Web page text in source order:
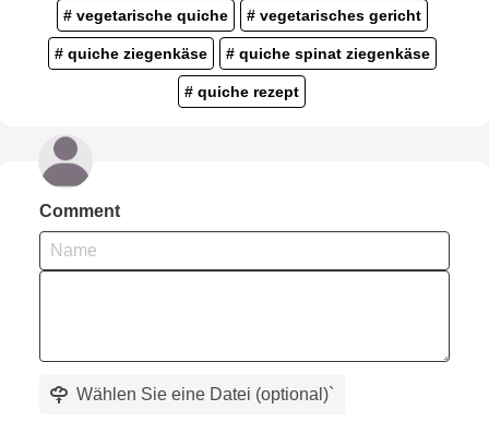
# vegetarische quiche # vegetarisches gericht
# quiche ziegenkäse # quiche spinat ziegenkäse
# quiche rezept
Comment
Wählen Sie eine Datei (optional)`